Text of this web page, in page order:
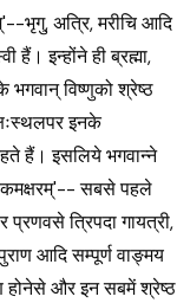
भृगु, अत्रि, मरीचि आदि
हैं। इन्होंने ही ब्रह्मा,
भगवान् विष्णुको श्रेष्ठ
इनके
हैं। इसलिये भगवान्ने
सबसे पहले
त्रिपदा गायत्री,
आदि सम्पूर्ण वाङ्मय
और इन सबमें श्रेष्ठ